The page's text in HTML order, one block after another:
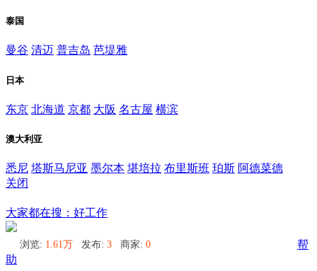
泰国
曼谷 清迈 普吉岛 芭堤雅
日本
东京 北海道 京都 大阪 名古屋 横滨
澳大利亚
悉尼 塔斯马尼亚 墨尔本 堪培拉 布里斯班 珀斯 阿德菜德
关闭
大家都在搜：好工作
浏览: 1.61万 发布: 3 商家: 0
帮
助